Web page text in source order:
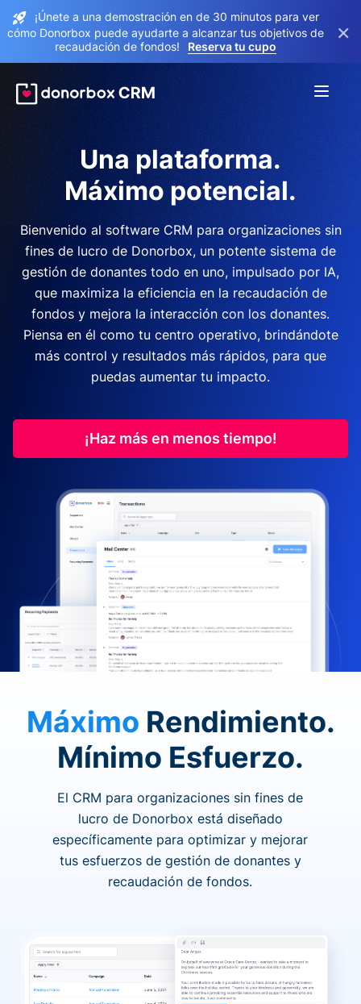
¡Únete a una demostración en de 30 minutos para ver
cómo Donorbox puede ayudarte a alcanzar tus objetivos de
recaudación de fondos!
Reserva tu cupo
×
Una plataforma.
Máximo potencial.
Bienvenido al software CRM para organizaciones sin
fines de lucro de Donorbox, un potente sistema de
gestión de donantes todo en uno, impulsado por IA,
que maximiza la eficiencia en la recaudación de
fondos y mejora la interacción con los donantes.
Piensa en él como tu centro operativo, brindándote
más control y resultados más rápidos, para que
puedas aumentar tu impacto.
¡Haz más en menos tiempo!
Máximo Rendimiento.
Mínimo Esfuerzo.
El CRM para organizaciones sin fines de
lucro de Donorbox está diseñado
específicamente para optimizar y mejorar
tus esfuerzos de gestión de donantes y
recaudación de fondos.